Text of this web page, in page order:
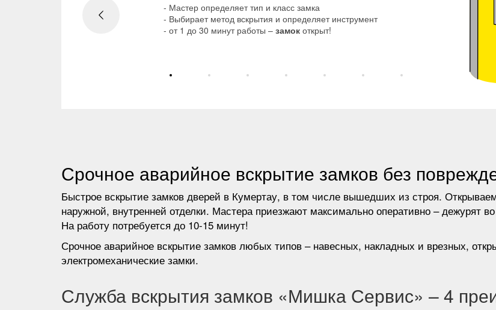
- Мастер определяет тип и класс замка
- Выбирает метод вскрытия и определяет инструмент
- от 1 до 30 минут работы – замок открыт!
Срочное аварийное вскрытие замков без
Быстрое вскрытие замков дверей в Кумертау, в том числе вышедших из строя.
наружной, внутренней отделки. Мастера приезжают максимально оперативно – дежурят
На работу потребуется до 10-15 минут!
Срочное аварийное вскрытие замков любых типов – навесных, накладных и врезных,
электромеханические замки.
Служба вскрытия замков «Мишка Сервис» – 4